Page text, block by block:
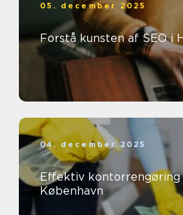
05. december 2025
Forstå kunsten af SEO i
04. december 2025
Effektiv
København